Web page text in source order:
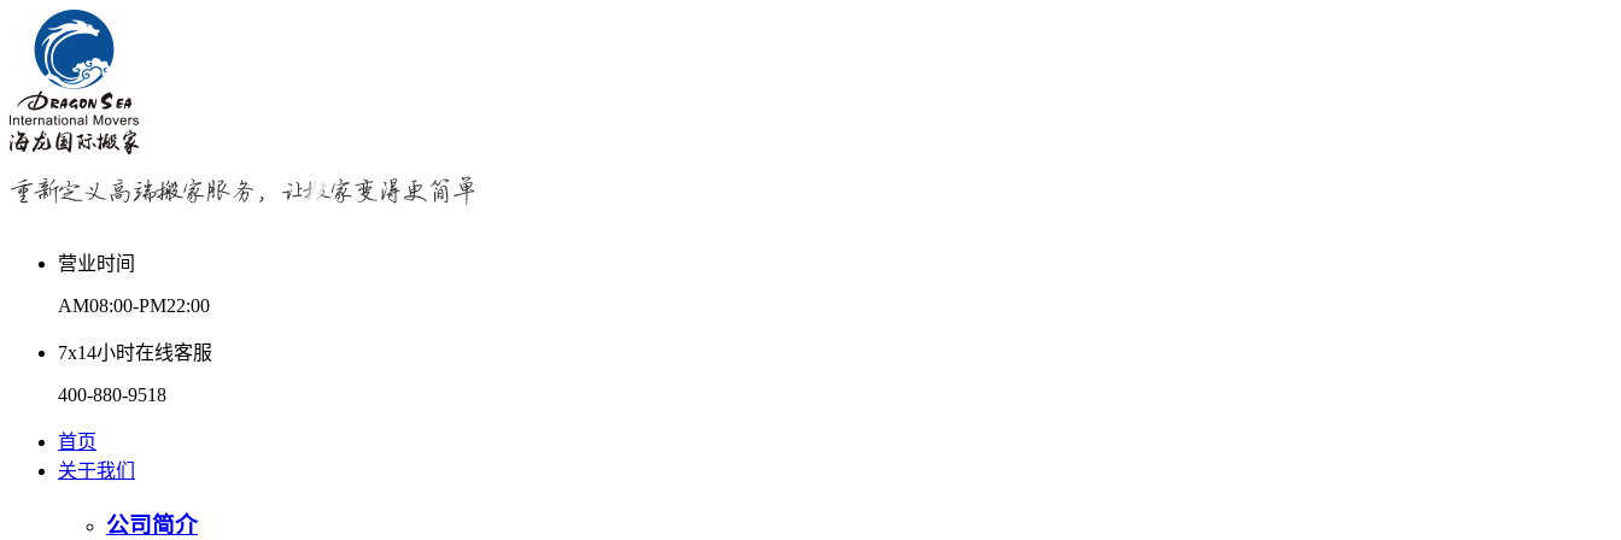
营业时间
AM08:00-PM22:00
7x14小时在线客服
400-880-9518
首页
关于我们
公司简介